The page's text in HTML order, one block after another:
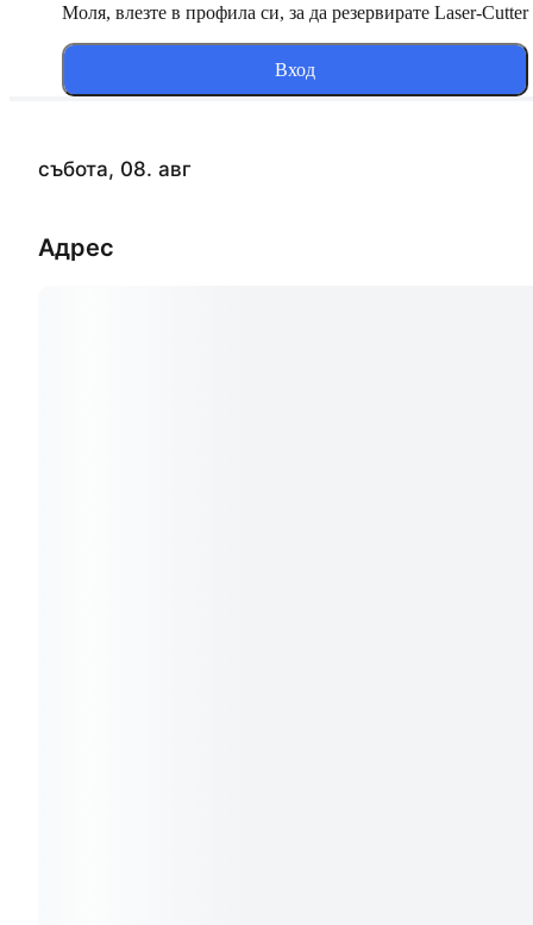
събота, 08. авг
Адрес
Моля, влезте в профила си, за да резервирате Laser-Cutter
Вход